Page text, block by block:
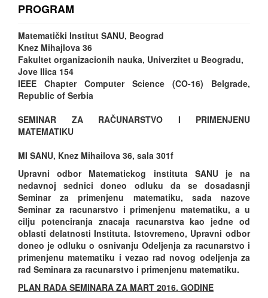
PROGRAM
Matematički Institut SANU, Beograd
Knez Mihajlova 36
Fakultet organizacionih nauka, Univerzitet u Beogradu,
Jove Ilica 154
IEEE Chapter Computer Science (CO-16) Belgrade,
Republic of Serbia
SEMINAR ZA RAČUNARSTVO I PRIMENJENU
MATEMATIKU
MI SANU, Knez Mihailova 36, sala 301f
Upravni odbor Matematickog instituta SANU je na
nedavnoj sednici doneo odluku da se dosadasnji
Seminar za primenjenu matematiku, sada nazove
Seminar za racunarstvo i primenjenu matematiku, a u
cilju potenciranja znacaja racunarstva kao jedne od
oblasti delatnosti Instituta. Istovremeno, Upravni odbor
doneo je odluku o osnivanju Odeljenja za racunarstvo i
primenjenu matematiku i vezao rad novog odeljenja za
rad Seminara za racunarstvo i primenjenu matematiku.
PLAN RADA SEMINARA ZA MART 2016. GODINE